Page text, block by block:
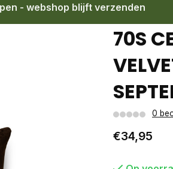
- webshop blijft verzenden
70S
0
€34,95